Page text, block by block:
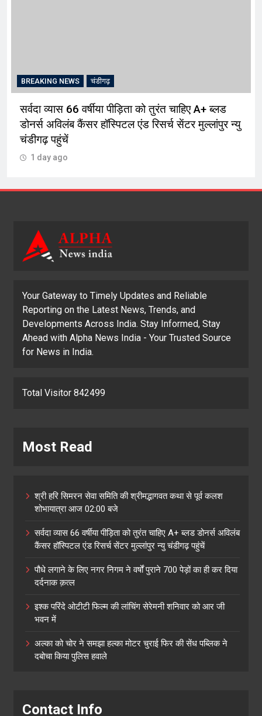
BREAKING NEWS चंडीगढ़
सर्वदा व्यास 66 वर्षीया पीड़िता को तुरंत चाहिए A+ ब्लड
डोनर्स अविलंब कैंसर हॉस्पिटल एंड रिसर्च सेंटर मुल्लांपुर न्यु
चंडीगढ़ पहुंचें
1 day ago
Your Gateway to Timely Updates and Reliable
Reporting on the Latest News, Trends, and
Developments Across India. Stay Informed, Stay
Ahead with Alpha News India - Your Trusted Source
for News in India.
Total Visitor 842499
Most Read
श्री हरि सिमरन सेवा समिति की श्रीमद्भागवत कथा से पूर्व कलश
शोभायात्रा आज 02:00 बजे
सर्वदा व्यास 66 वर्षीया पीड़िता को तुरंत चाहिए A+ ब्लड डोनर्स अविलंब
कैंसर हॉस्पिटल एंड रिसर्च सेंटर मुल्लांपुर न्यु चंडीगढ़ पहुंचें
पौधे लगाने के लिए नगर निगम ने वर्षों पुराने 700 पेड़ों का ही कर दिया
दर्दनाक क़त्ल
इश्क परिंदे ओटीटी फिल्म की लांचिंग सेरेमनी शनिवार को आर जी
भवन में
अल्का को चोर ने समझा हल्का मोटर चुराई फिर की सेंध पब्लिक ने
दबोचा किया पुलिस हवाले
Contact Info